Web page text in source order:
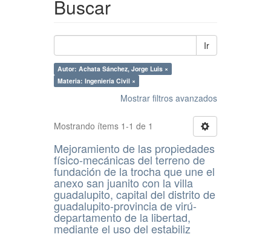
Buscar
Ir
Autor: Achata Sánchez, Jorge Luis ×
Materia: Ingeniería Civil ×
Mostrar filtros avanzados
Mostrando ítems 1-1 de 1
Mejoramiento de las propiedades
físico-mecánicas del terreno de
fundación de la trocha que une el
anexo san juanito con la villa
guadalupito, capital del distrito de
guadalupito-provincia de virú-
departamento de la libertad,
mediante el uso del estabiliz